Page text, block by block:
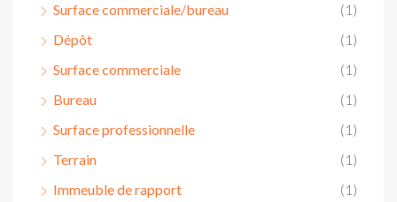
Surface commerciale/bureau
(1)
Dépôt
(1)
Surface commerciale
(1)
Bureau
(1)
Surface professionnelle
(1)
Terrain
(1)
Immeuble de rapport
(1)